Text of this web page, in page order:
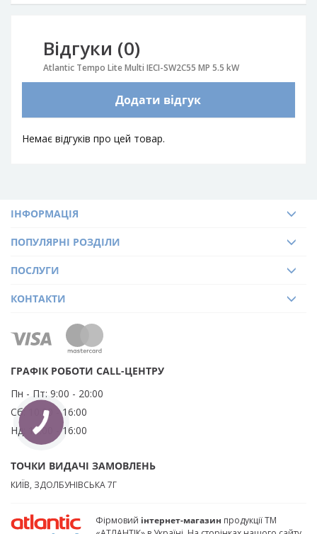
Відгуки (0)
Atlantic Tempo Lite Multi IECI-SW2C55 MP 5.5 kW
Додати відгук
Немає відгуків про цей товар.
Фірмовий інтернет-магазин продукції ТМ
ІНФОРМАЦІЯ
ПОПУЛЯРНІ РОЗДІЛИ
ПОСЛУГИ
ГРАФІК РОБОТИ CALL-ЦЕНТРУ
Пн - Пт: 9:00 - 20:00
Сб:
10:00 - 16:00
Нд:
10:00 - 16:00
ТОЧКИ ВИДАЧІ ЗАМОВЛЕНЬ
КИЇВ, ЗДОЛБУНІВСЬКА 7Г
КОНТАКТИ